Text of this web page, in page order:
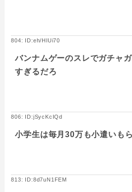
804: ID:eh/HlUi70
バンナムゲーのスレでガチャ
すぎるだろ
806: ID:jSycKcIQd
小学生は毎月30万も小遣いも
813: ID:8d7uN1FEM